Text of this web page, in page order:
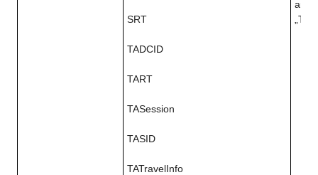
SRT
TADCID
TART
TASession
TASID
TATravelInfo
ant